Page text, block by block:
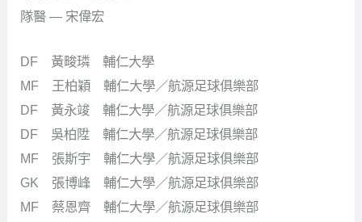
隊醫 — 宋偉宏
DF 黃畯璘 輔仁大學
MF 王柏穎 輔仁大學／航源足球俱樂部
DF 黃永竣 輔仁大學／航源足球俱樂部
DF 吳柏陞 輔仁大學／航源足球俱樂部
MF 張斯宇 輔仁大學／航源足球俱樂部
GK 張博峰 輔仁大學／航源足球俱樂部
MF 蔡恩齊 輔仁大學／航源足球俱樂部